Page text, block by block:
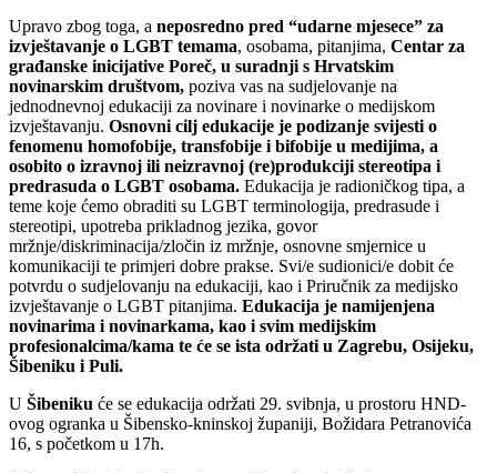
Upravo zbog toga, a neposredno pred “udarne mjesece” za
izvještavanje o LGBT temama, osobama, pitanjima, Centar za
građanske inicijative Poreč, u suradnji s Hrvatskim
novinarskim društvom, poziva vas na sudjelovanje na
jednodnevnoj edukaciji za novinare i novinarke o medijskom
izvještavanju. Osnovni cilj edukacije je podizanje svijesti o
fenomenu homofobije, transfobije i bifobije u medijima, a
osobito o izravnoj ili neizravnoj (re)produkciji stereotipa i
predrasuda o LGBT osobama. Edukacija je radioničkog tipa, a
teme koje ćemo obraditi su LGBT terminologija, predrasude i
stereotipi, upotreba prikladnog jezika, govor
mržnje/diskriminacija/zločin iz mržnje, osnovne smjernice u
komunikaciji te primjeri dobre prakse. Svi/e sudionici/e dobit će
potvrdu o sudjelovanju na edukaciji, kao i Priručnik za medijsko
izvještavanje o LGBT pitanjima. Edukacija je namijenjena
novinarima i novinarkama, kao i svim medijskim
profesionalcima/kama te će se ista održati u Zagrebu, Osijeku,
Šibeniku i Puli.
U Šibeniku će se edukacija održati 29. svibnja, u prostoru HND-
ovog ogranka u Šibensko-kninskoj županiji, Božidara Petranovića
16, s početkom u 17h.